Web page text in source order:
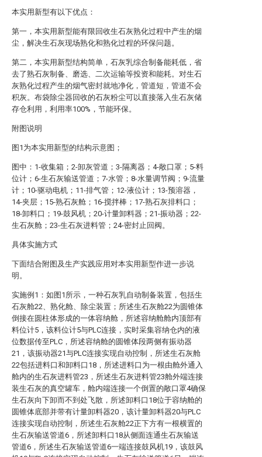
本实用新型有以下优点：
第一，本实用新型能有限回收生石灰熟化过程中产生的烟
尘，解决生石灰现场熟化和熟化过程的环保问题。
第二，本实用新型结构简单，石灰乳综合制备能耗低，省
去了熟石灰制备、磨选、二次运输等投资和能耗。对生石
灰熟化过程产生的烟气密封就地净化，管道短，管道不会
积灰。布袋除尘器回收的石灰粉尘可以直接落入生石灰储
存仓利用，利用率100%，节能环保。
附图说明
图1为本实用新型的结构示意图；
图中：1-收集箱；2-卸灰管道；3-隔离器；4-敞口罩；5-料
位计；6-生石灰输送管道；7-水管；8-水量调节阀；9-流量
计；10-驱动电机；11-排气管；12-液位计；13-预溶器，
14-夹层；15-熟石灰舱；16-搅拌棒；17-熟石灰排料口；
18-卸料口；19-鼓风机；20-计量卸料器；21-振动器；22-
生石灰舱；23-生石灰进料管；24-密封止回阀。
具体实施方式
下面结合附图及生产实践应用对本实用新型作进一步说
明。
实施例1：如图1所示，一种石灰乳自动制备装置，包括生
石灰舱22、熟化舱、除尘装置；所述生石灰舱22为圆锥体
倒接在圆柱体形成的一体容纳舱，所述容纳舱舱内顶部有
料位计5，该料位计5与PLC连接，实时采集容纳仓内的液
位数据传至PLC，所述容纳舱的圆锥体段两侧有振动器
21，该振动器21与PLC连接实现自动控制，所述生石灰舱
22包括进料口和卸料口18，所述进料口为一根由舱外通入
舱内的生石灰进料管23，所述生石灰进料管23舱外端连接
装生石灰的真空罐车，舱内端连接一个倒置的敞口罩4确保
生石灰向下卸而不到处飞散，所述卸料口18位于容纳舱的
圆锥体底部并带有计量卸料器20，该计量卸料器20与PLC
连接实现自动控制，所述生石灰舱22正下方有一根横置的
生石灰输送管道6，所述卸料口18从侧面连通生石灰输送
管道6，所述生石灰输送管道6一端连接鼓风机19，该鼓风